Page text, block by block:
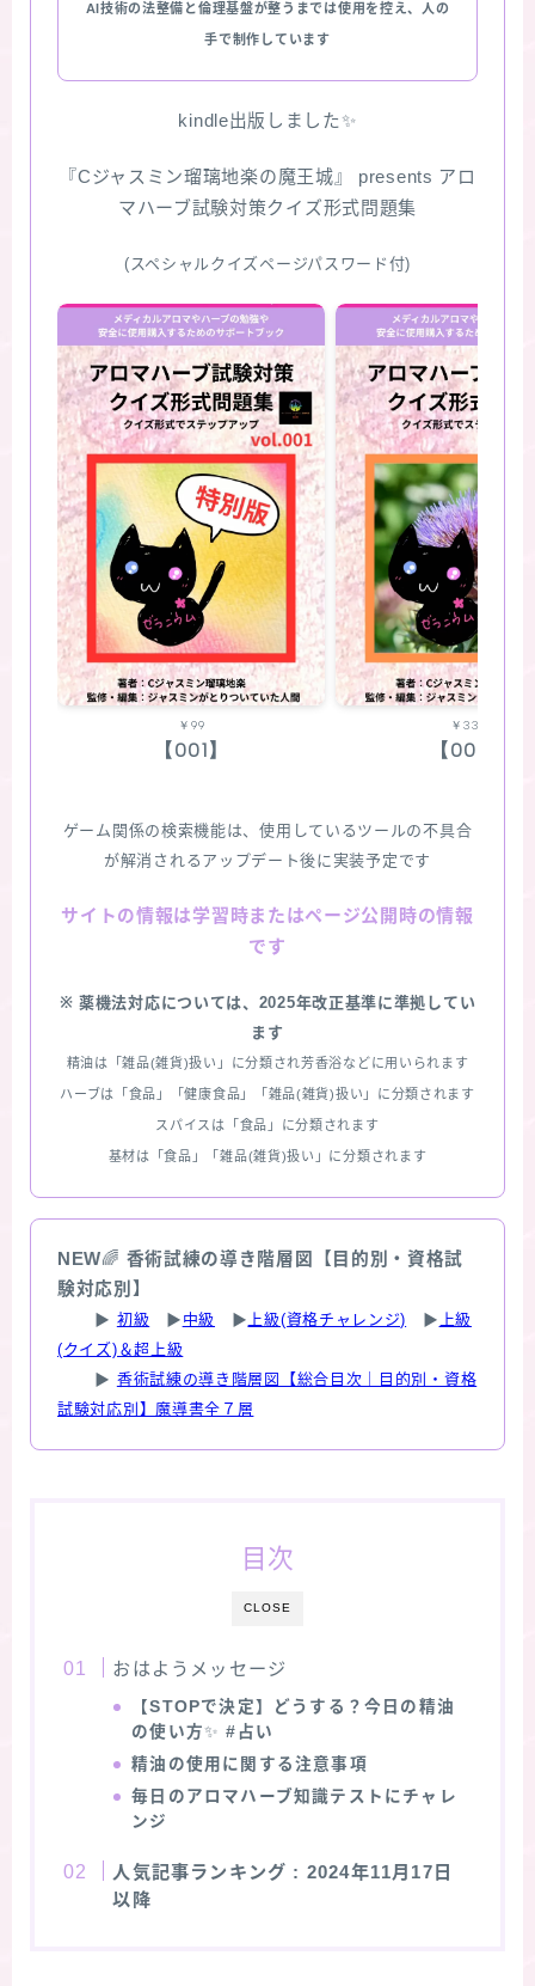
AI技術の法整備と倫理基盤が整うまでは使用を控え、人の
手で制作しています
kindle出版しました✨
『Cジャスミン瑠璃地楽の魔王城』 presents アロ
マハーブ試験対策クイズ形式問題集
(スペシャルクイズページパスワード付)
￥99
【001】
￥330
【002】
ゲーム関係の検索機能は、使用しているツールの不具合
が解消されるアップデート後に実装予定です
サイトの情報は学習時またはページ公開時の情報
です
※ 薬機法対応については、2025年改正基準に準拠してい
ます
精油は「雑品(雑貨)扱い」に分類され芳香浴などに用いられます
ハーブは「食品」「健康食品」「雑品(雑貨)扱い」に分類されます
スパイスは「食品」に分類されます
基材は「食品」「雑品(雑貨)扱い」に分類されます
NEW🌈 香術試練の導き階層図【目的別・資格試
験対応別】
▶ 初級 ▶ 中級 ▶ 上級(資格チャレンジ) ▶ 上級
(クイズ)＆超上級
▶ 香術試練の導き階層図【総合目次｜目的別・資格
試験対応別】魔導書全７層
CLOSE
目次
おはようメッセージ
【STOPで決定】どうする？今日の精油
の使い方✨ #占い
精油の使用に関する注意事項
毎日のアロマハーブ知識テストにチャレ
ンジ
人気記事ランキング : 2024年11月17日
以降